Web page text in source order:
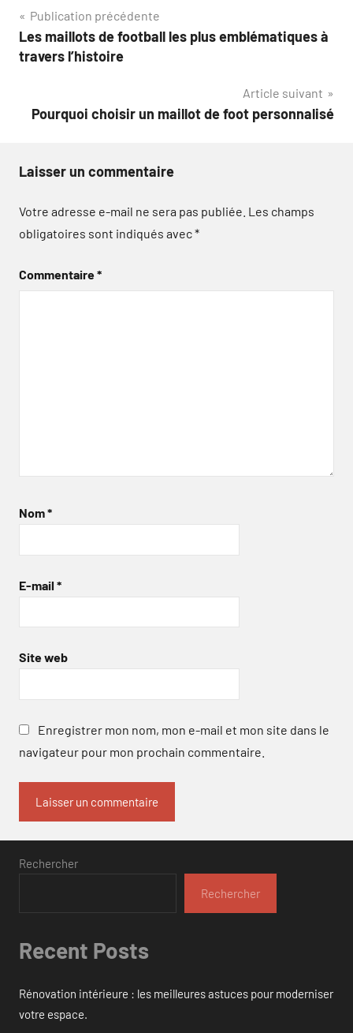
Navigation
de
Publication précédente
Les maillots de football les plus emblématiques à
travers l’histoire
Article suivant
Pourquoi choisir un maillot de foot personnalisé
Laisser un commentaire
Votre adresse e-mail ne sera pas publiée. Les champs
obligatoires sont indiqués avec*
Commentaire*
Nom*
E-mail *
Site web
Enregistrer mon nom, mon e-mail et mon site dans le
navigateur pour mon prochain commentaire.
Rechercher
Rechercher
Recent Posts
Rénovation intérieure : les meilleures astuces pour moderniser
votre espace.